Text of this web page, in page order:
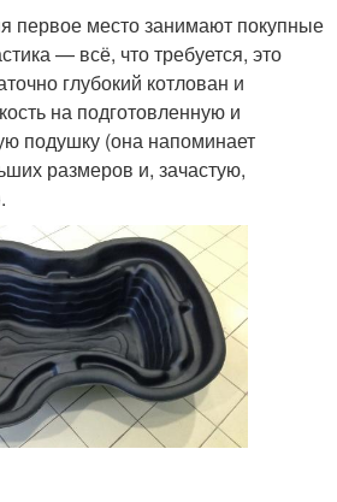
первое место занимают покупные
— всё, что требуется, это
глубокий котлован и
на подготовленную и
подушку (она напоминает
размеров и, зачастую,